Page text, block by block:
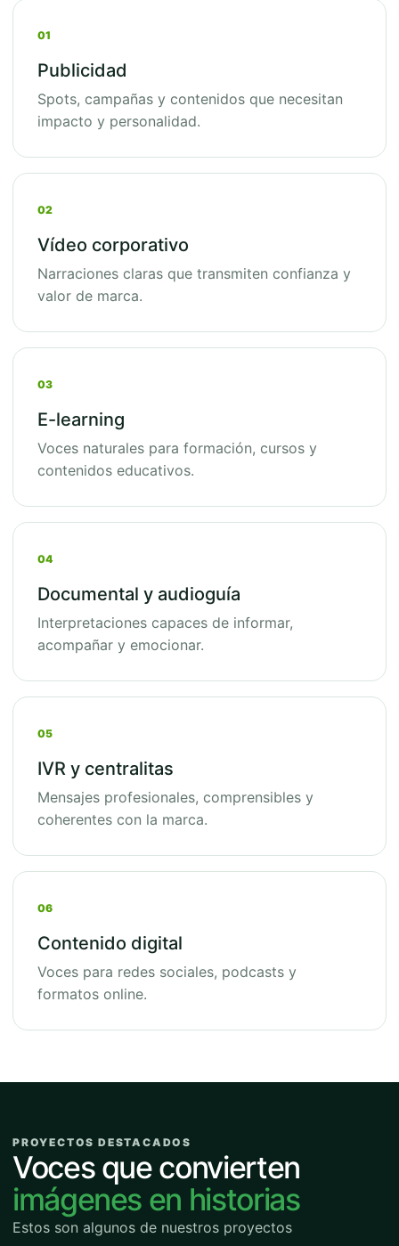
01
Publicidad
Spots, campañas y contenidos que necesitan
impacto y personalidad.
02
Vídeo corporativo
Narraciones claras que transmiten confianza y
valor de marca.
03
E-learning
Voces naturales para formación, cursos y
contenidos educativos.
04
Documental y audioguía
Interpretaciones capaces de informar,
acompañar y emocionar.
05
IVR y centralitas
Mensajes profesionales, comprensibles y
coherentes con la marca.
06
Contenido digital
Voces para redes sociales, podcasts y
formatos online.
PROYECTOS DESTACADOS
Voces que convierten
imágenes en historias
Estos son algunos de nuestros proyectos